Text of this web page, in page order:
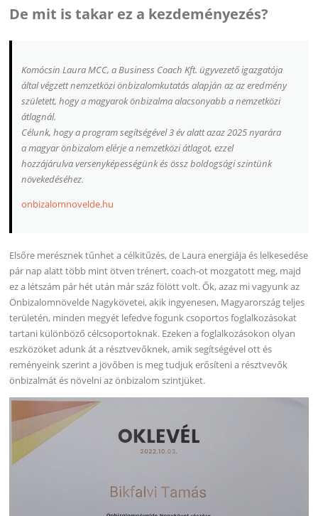
De mit is takar ez a kezdeményezés?
Komócsin Laura MCC, a Business Coach Kft. ügyvezető igazgatója
által végzett nemzetközi önbizalomkutatás alapján az az eredmény
született, hogy a magyarok önbizalma alacsonyabb a nemzetközi
átlagnál.
Célunk, hogy a program segítségével 3 év alatt azaz 2025 nyarára
a magyar önbizalom elérje a nemzetközi átlagot, ezzel
hozzájárulva versenyképességünk és össz boldogsági szintünk
növekedéséhez.
onbizalomnovelde.hu
Elsőre merésznek tűnhet a célkitűzés, de Laura energiája és lelkesedése
pár nap alatt több mint ötven trénert, coach-ot mozgatott meg, majd
ez a létszám pár hét után már száz fölött volt. Ők, azaz mi vagyunk az
Önbizalomnövelde Nagykövetei, akik ingyenesen, Magyarország teljes
területén, minden megyét lefedve fogunk csoportos foglalkozásokat
tartani különböző célcsoportoknak. Ezeken a foglalkozásokon olyan
eszközöket adunk át a résztvevőknek, amik segítségével ott és
reményeink szerint a jövőben is meg tudjuk erősíteni a résztvevők
önbizalmát és növelni az önbizalom szintjüket.